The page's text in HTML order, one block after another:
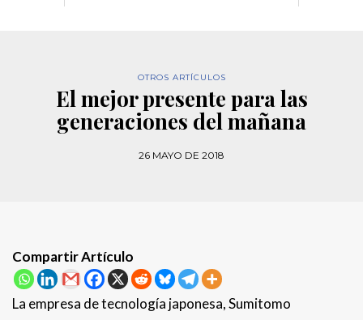
OTROS ARTÍCULOS
El mejor presente para las
generaciones del mañana
26 MAYO DE 2018
Compartir Artículo
La empresa de tecnología japonesa, Sumitomo